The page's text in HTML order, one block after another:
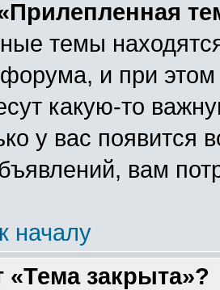
темы
и при
какую-то
у вас появится
вам
началу
«Тема закрыта»?